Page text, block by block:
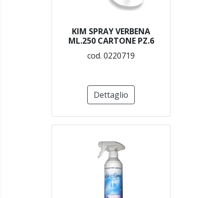
KIM SPRAY VERBENA
ML.250 CARTONE PZ.6
cod. 0220719
Dettaglio